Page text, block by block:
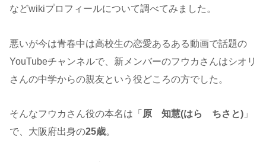
などwikiプロフィールについて調べてみました。
悪いが今は青春中は高校生の恋愛あるある動画で話題の
YouTubeチャンネルで、新メンバーのフウカさんはシオリ
さんの中学からの親友という役どころの方でした。
そんなフウカさん役の本名は「 原 知慧(はら ちさと) 」
で、大阪府出身の25歳。